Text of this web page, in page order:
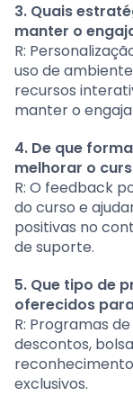
3. Quais
manter o
R:
uso de
recursos
manter o
4. De que
melhorar o
R: O feedback
do curso e
positivas no
de suporte.
5. Que tipo de
oferecidos
R: Programas
descontos,
exclusivos.